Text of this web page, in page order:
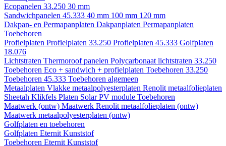
Ecopanelen 33.250 30 mm
Sandwichpanelen 45.333 40 mm 100 mm 120 mm
Dakpan- en Permapanplaten Dakpanplaten Permapanplaten
Toebehoren
Profielplaten Profielplaten 33.250 Profielplaten 45.333 Golfplaten
18.076
Lichtstraten Thermoroof panelen Polycarbonaat lichtstraten 33.250
Toebehoren Eco + sandwich + profielplaten Toebehoren 33.250
Toebehoren 45.333 Toebehoren algemeen
Metaalplaten Vlakke metaalpolyesterplaten Renolit metaalfolieplaten
Sheetah Klikfels Platen Solar PV module Toebehoren
Maatwerk (ontw) Maatwerk Renolit metaalfolieplaten (ontw)
Maatwerk metaalpolyesterplaten (ontw)
Golfplaten en toebehoren
Golfplaten Eternit Kunststof
Toebehoren Eternit Kunststof